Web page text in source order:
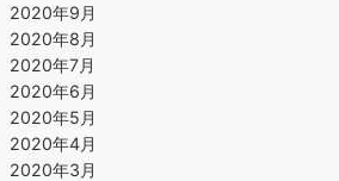
2020年9月
2020年8月
2020年7月
2020年6月
2020年5月
2020年4月
2020年3月